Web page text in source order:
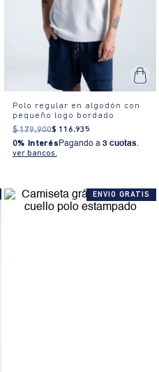
Polo regular en algodón con
pequeño logo bordado
$ 179.900$ 116.935
0% Interés Pagando a 3 cuotas.
ver bancos.
ENVIO GRATIS